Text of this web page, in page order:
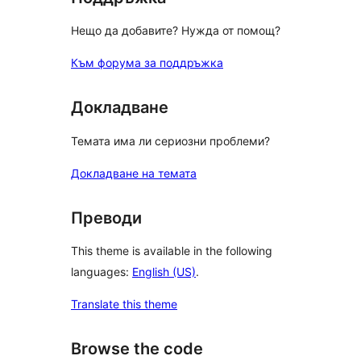
Нещо да добавите? Нужда от помощ?
Към форума за поддръжка
Докладване
Темата има ли сериозни проблеми?
Докладване на темата
Преводи
This theme is available in the following
languages: English (US).
Translate this theme
Browse the code